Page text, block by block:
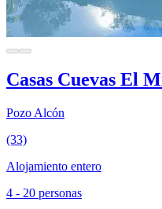
Casas Cuevas El
Pozo Alcón
(33)
Alojamiento entero
4 - 20 personas